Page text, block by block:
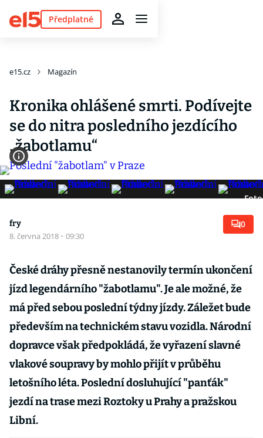
Předplatné
e15.cz Magazín
Kronika ohlášené smrti. Podívejte
se do nitra posledního jezdícího
„žabotlamu“
fry
8. června 2018 · 09:30
0
České dráhy přesně nestanovily termín ukončení
jízd legendárního "žabotlamu". Je ale možné, že
má před sebou poslední týdny jízdy. Záležet bude
především na technickém stavu vozidla. Národní
dopravce však předpokládá, že vyřazení slavné
vlakové soupravy by mohlo přijít v průběhu
letošního léta. Poslední dosluhující "panťák"
jezdí na trase mezi Roztoky u Prahy a pražskou
Libní.